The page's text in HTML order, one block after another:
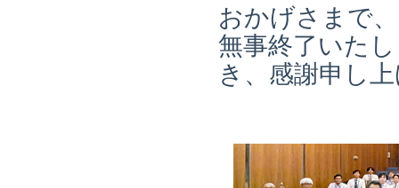
おかげさまで
無事終了いた
き、感謝申し